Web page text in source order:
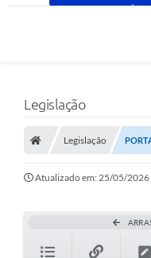
Legislação
Legislação
Atualizado em: 25/05/2026